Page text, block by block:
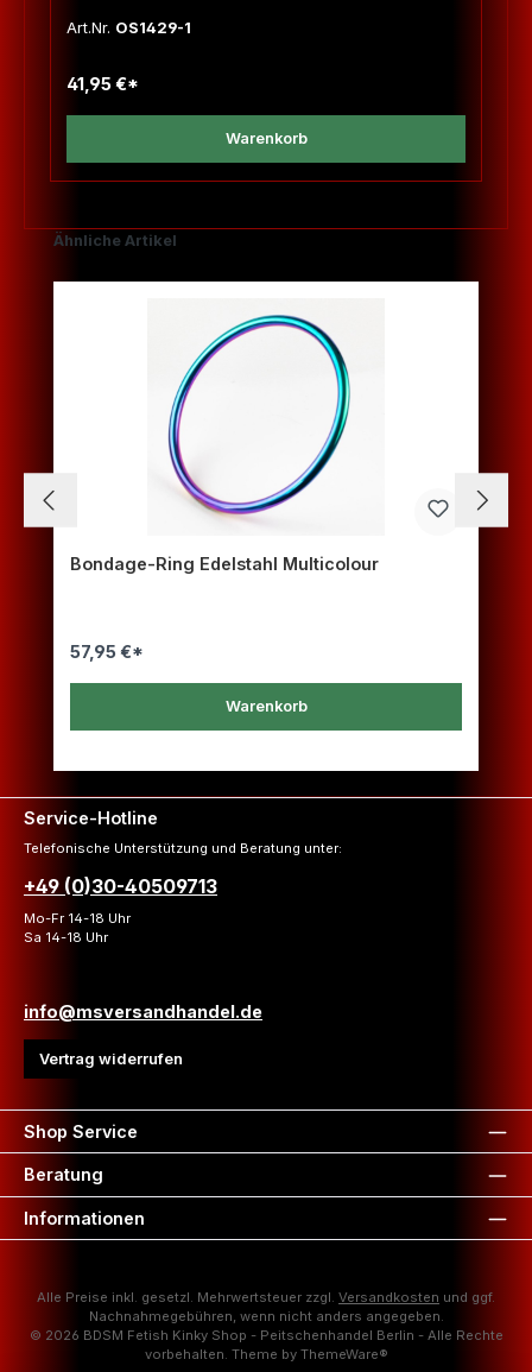
Art.Nr. OS1429-1
41,95 €*
Warenkorb
Produktgalerie überspringen
Ähnliche Artikel
Bondage-Ring Edelstahl Multicolour
57,95 €*
Warenkorb
Service-Hotline
Telefonische Unterstützung und Beratung unter:
+49 (0)30-40509713
Mo-Fr 14-18 Uhr
Sa 14-18 Uhr
info@msversandhandel.de
Vertrag widerrufen
Shop Service
Beratung
Informationen
Alle Preise inkl. gesetzl. Mehrwertsteuer zzgl. Versandkosten und ggf.
Nachnahmegebühren, wenn nicht anders angegeben.
© 2026 BDSM Fetish Kinky Shop - Peitschenhandel Berlin - Alle Rechte
vorbehalten. Theme by ThemeWare®